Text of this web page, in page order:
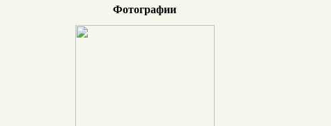
Фотографии